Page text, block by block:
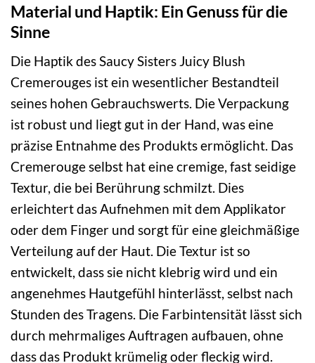
Material und Haptik: Ein Genuss für die
Sinne
Die Haptik des Saucy Sisters Juicy Blush
Cremerouges ist ein wesentlicher Bestandteil
seines hohen Gebrauchswerts. Die Verpackung
ist robust und liegt gut in der Hand, was eine
präzise Entnahme des Produkts ermöglicht. Das
Cremerouge selbst hat eine cremige, fast seidige
Textur, die bei Berührung schmilzt. Dies
erleichtert das Aufnehmen mit dem Applikator
oder dem Finger und sorgt für eine gleichmäßige
Verteilung auf der Haut. Die Textur ist so
entwickelt, dass sie nicht klebrig wird und ein
angenehmes Hautgefühl hinterlässt, selbst nach
Stunden des Tragens. Die Farbintensität lässt sich
durch mehrmaliges Auftragen aufbauen, ohne
dass das Produkt krümelig oder fleckig wird.